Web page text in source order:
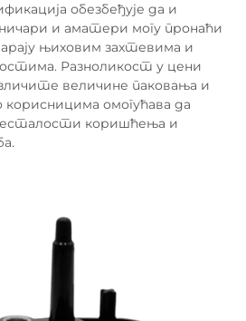
обезбеђује да и
и аматери могу пронаћи
њиховим захтевима и
Разноликост у цени
величине паковања и
омогућава да
коришћења и